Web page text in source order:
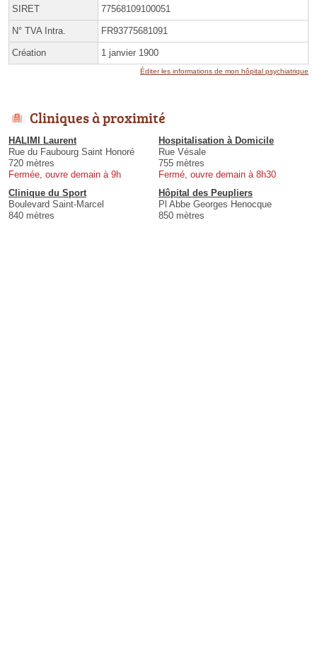
SIRET 77568109100051
N° TVA Intra. FR93775681091
Création 1 janvier 1900
Éditer les informations de mon hôpital psychiatrique
Cliniques à proximité
HALIMI Laurent
Rue du Faubourg Saint Honoré
720 mètres
Fermée, ouvre demain à 9h
Hospitalisation à Domicile
Rue Vésale
755 mètres
Fermé, ouvre demain à 8h30
Clinique du Sport
Boulevard Saint-Marcel
840 mètres
Hôpital des Peupliers
Pl Abbe Georges Henocque
850 mètres